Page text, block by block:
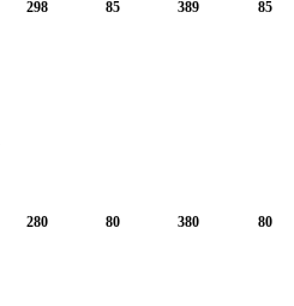
298 85 389 85
280 80 380 80